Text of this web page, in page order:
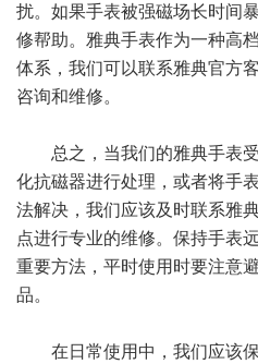
扰。如果手表被强磁场长时间
修帮助。雅典手表作为一种高
体系，我们可以联系雅典官方
咨询和维修。
总之，当我们的雅典手表受
化抗磁器进行处理，或者将手
法解决，我们应该及时联系雅
点进行专业的维修。保持手表
重要方法，平时使用时要注意
品。
在日常使用中，我们应该保